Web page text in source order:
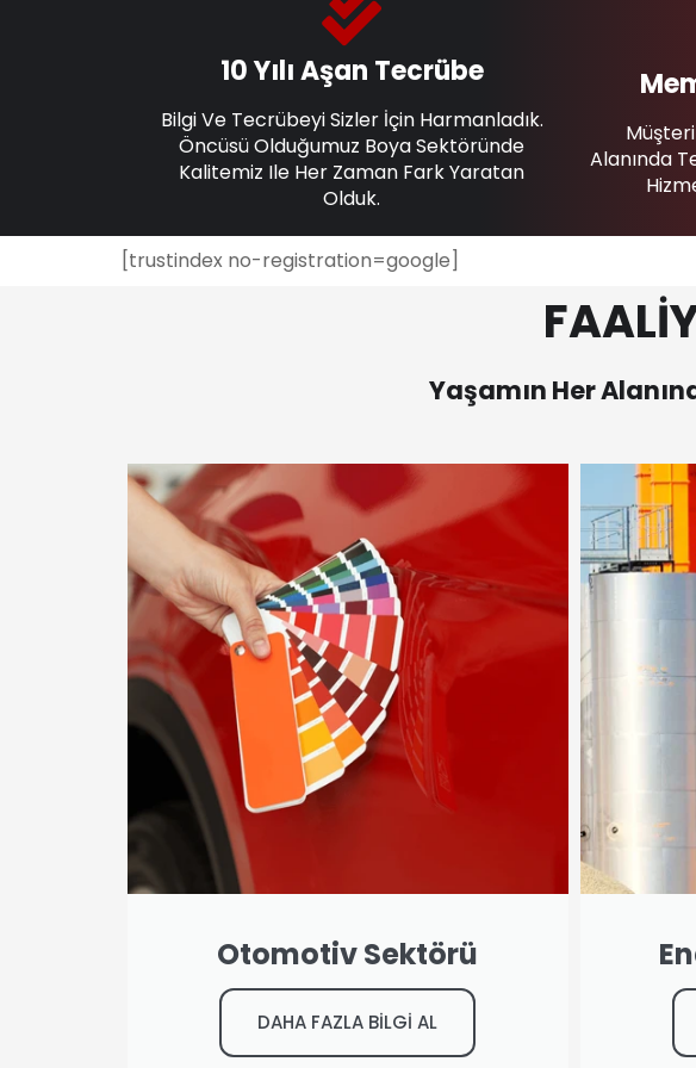
10 Yılı Aşan Tecrübe
Bilgi Ve Tecrübeyi Sizler İçin Harmanladık.
Öncüsü Olduğumuz Boya Sektöründe
Kalitemiz Ile Her Zaman Fark Yaratan
Olduk.
Alanında
[trustindex no-registration=google]
Yaşamın Her
Otomotiv Sektörü
DAHA FAZLA BİLGİ AL